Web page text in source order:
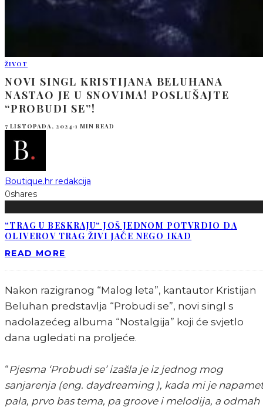
ŽIVOT
NOVI SINGL KRISTIJANA BELUHANA
NASTAO JE U SNOVIMA! POSLUŠAJTE
“PROBUDI SE”!
7 LISTOPADA, 2024·1 MIN READ
Boutique.hr redakcija
0shares
“TRAG U BESKRAJU“ JOŠ JEDNOM POTVRDIO DA
OLIVEROV TRAG ŽIVI JAČE NEGO IKAD
READ MORE
Nakon razigranog “Malog leta”, kantautor Kristijan
Beluhan predstavlja “Probudi se”, novi singl s
nadolazećeg albuma “Nostalgija” koji će svjetlo
dana ugledati na proljeće.
“Pjesma ‘Probudi se’ izašla je iz jednog mog
sanjarenja (eng. daydreaming ), kada mi je
pala, prvo bas tema, pa groove i melodija, a odmah